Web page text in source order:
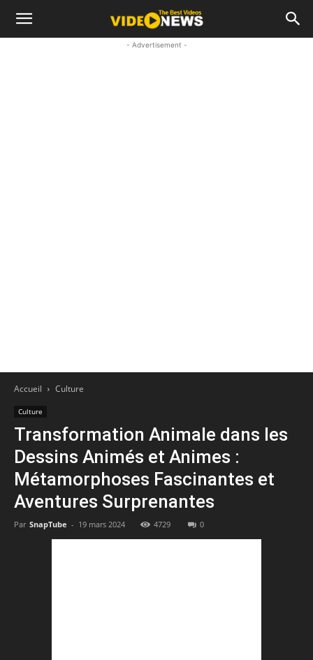
- Advertisement -
Accueil Culture
Culture
Transformation Animale dans les
Dessins Animés et Animes :
Métamorphoses Fascinantes et
Aventures Surprenantes
Par SnapTube - 19 mars 2024 4729 0